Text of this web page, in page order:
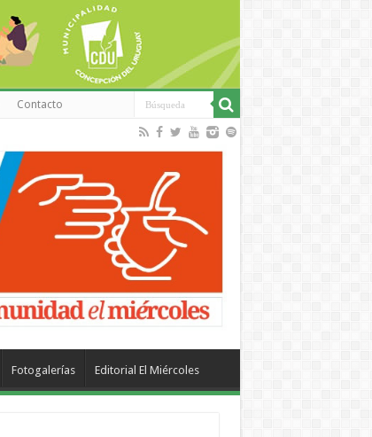
Contacto
Fotogalerías Editorial El Miércoles